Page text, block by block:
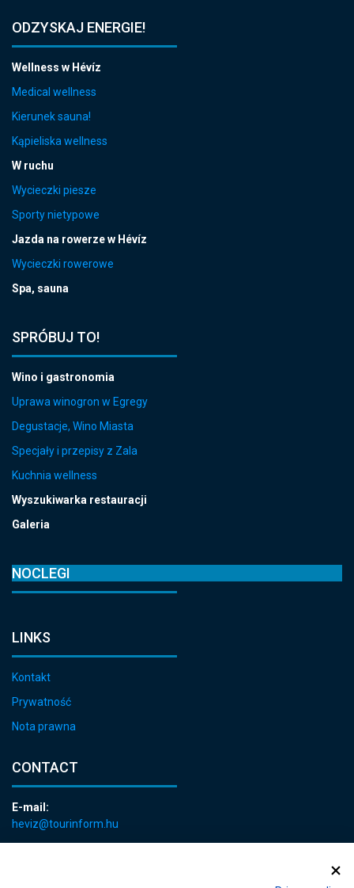
ODZYSKAJ ENERGIE!
Wellness w Hévíz
Medical wellness
Kierunek sauna!
Kąpieliska wellness
W ruchu
Wycieczki piesze
Sporty nietypowe
Jazda na rowerze w Hévíz
Wycieczki rowerowe
Spa, sauna
SPRÓBUJ TO!
Wino i gastronomia
Uprawa winogron w Egregy
Degustacje, Wino Miasta
Specjały i przepisy z Zala
Kuchnia wellness
Wyszukiwarka restauracji
Galeria
NOCLEGI
LINKS
Kontakt
Prywatność
Nota prawna
CONTACT
E-mail:
heviz@tourinform.hu